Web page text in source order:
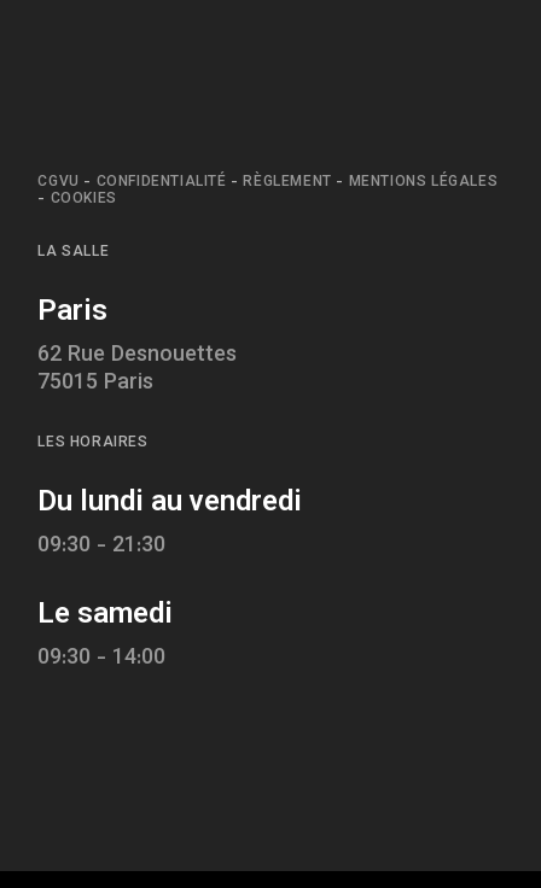
CGVU - CONFIDENTIALITÉ -RÈGLEMENT - MENTIONS LÉGALES
- COOKIES
LA SALLE
Paris
62 Rue Desnouettes
75015 Paris
LES HORAIRES
Du lundi au vendredi
09:30 - 21:30
Le samedi
09:30 - 14:00